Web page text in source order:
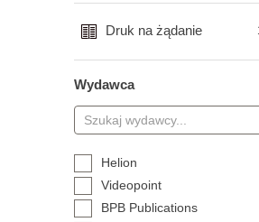
Druk na żądanie
Wydawca
Helion
Videopoint
BPB Publications